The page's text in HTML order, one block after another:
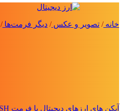
خانه/ تصویر و عکس/ دیگر فرمت‌ها/
آیکن های ارزهای دیجیتال با فرمت CSH